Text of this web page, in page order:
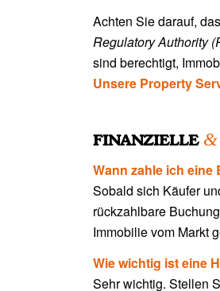
Achten Sie darauf,
Regulatory Authority
sind berechtigt,
Unsere Property
FINANZIELLE &
Wann zahle ich
Sobald sich Käufer
rückzahlbare
Immobilie vom Markt
Wie wichtig ist eine
Sehr wichtig. Stellen